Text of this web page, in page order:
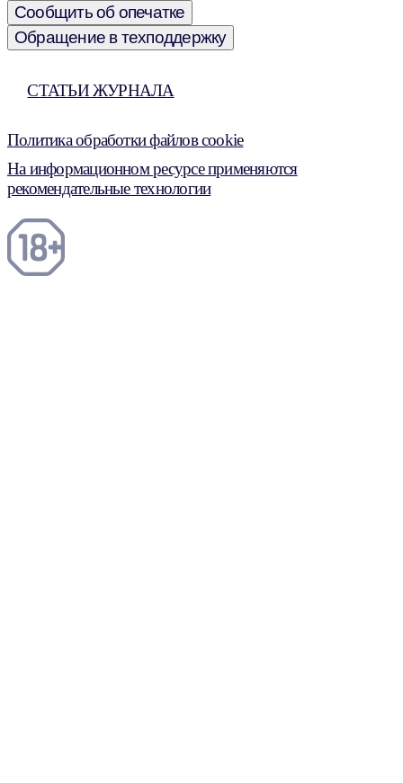
Сообщить об опечатке
Обращение в техподдержку
СТАТЬИ ЖУРНАЛА
Политика обработки файлов cookie
На информационном ресурсе применяются
рекомендательные технологии